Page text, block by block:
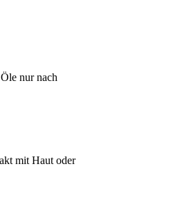
nur nach
mit Haut oder